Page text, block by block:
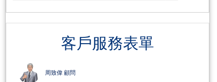
客戶服務表單
周致偉 顧問